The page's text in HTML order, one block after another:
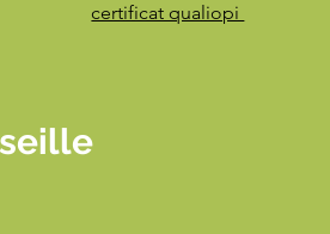
certificat qualiopi